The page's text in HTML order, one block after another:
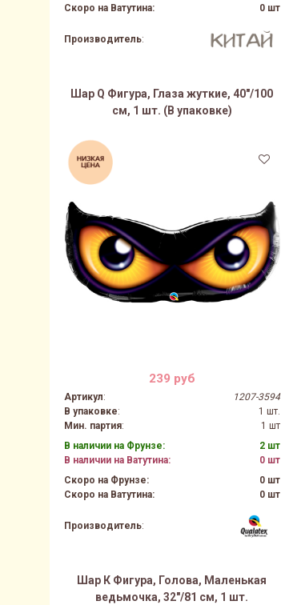
Скоро на Ватутина:
0 шт
Производитель:
Шар Q Фигура, Глаза жуткие, 40"/100
см, 1 шт. (В упаковке)
239 руб
Артикул:
1207-3594
В упаковке:
1 шт.
Мин. партия:
1 шт
В наличии на Фрунзе:
2 шт
В наличии на Ватутина:
0 шт
Скоро на Фрунзе:
0 шт
Скоро на Ватутина:
0 шт
Производитель:
Шар К Фигура, Голова, Маленькая
ведьмочка, 32"/81 см, 1 шт.